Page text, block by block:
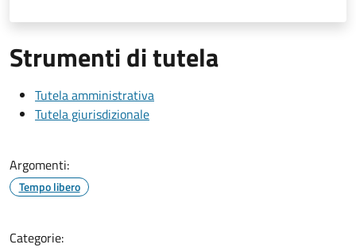
Strumenti di tutela
Tutela amministrativa
Tutela giurisdizionale
Argomenti:
Tempo libero
Categorie: